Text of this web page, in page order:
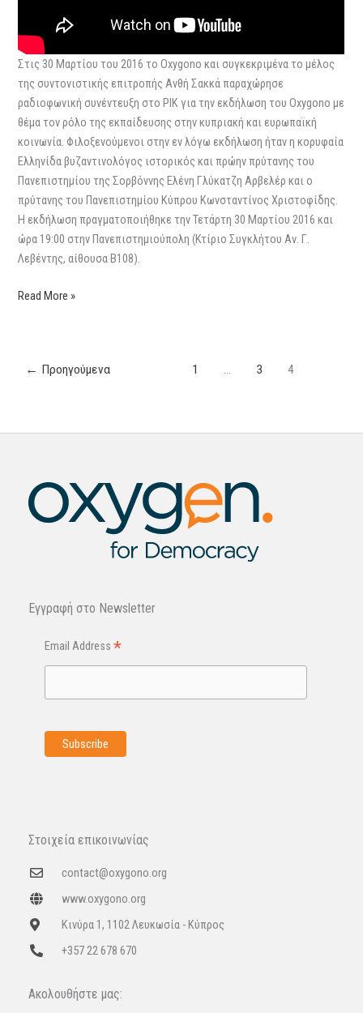
Στις 30 Μαρτίου του 2016 το Oxygono και συγκεκριμένα το μέλος
της συντονιστικής επιτροπής Ανθή Σακκά παραχώρησε
ραδιοφωνική συνέντευξη στο ΡΙΚ για την εκδήλωση του Oxygono με
θέμα τον ρόλο της εκπαίδευσης στην κυπριακή και ευρωπαϊκή
κοινωνία. Φιλοξενούμενοι στην εν λόγω εκδήλωση ήταν η κορυφαία
Ελληνίδα βυζαντινολόγος ιστορικός και πρώην πρύτανης του
Πανεπιστημίου της Σορβόννης Ελένη Γλύκατζη Αρβελέρ και ο
πρύτανης του Πανεπιστημίου Κύπρου Κωνσταντίνος Χριστοφίδης.
Η εκδήλωση πραγματοποιήθηκε την Τετάρτη 30 Μαρτίου 2016 και
ώρα 19:00 στην Πανεπιστημιούπολη (Κτίριο Συγκλήτου Αν. Γ.
Λεβέντης, αίθουσα Β108).
Read More »
← Προηγούμενα 1 … 3 4
Εγγραφή στo Newsletter
Email Address *
Στοιχεία επικοινωνίας
contact@oxygono.org
www.oxygono.org
Κινύρα 1, 1102 Λευκωσία - Κύπρος
+357 22 678 670
Ακολουθήστε μας: